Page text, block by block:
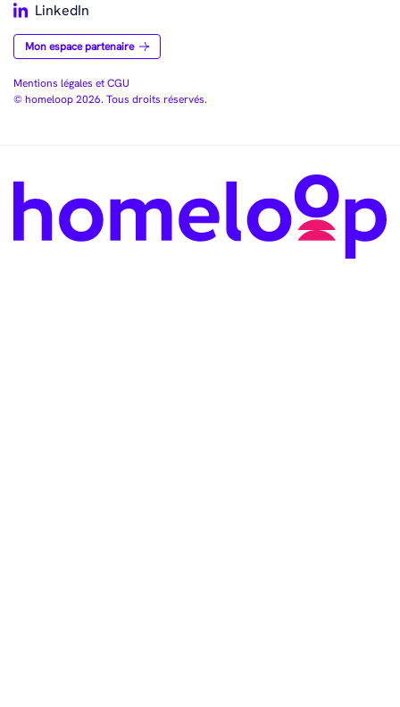
LinkedIn
Mon espace partenaire
Mentions légales et CGU
© homeloop 2026. Tous droits réservés.